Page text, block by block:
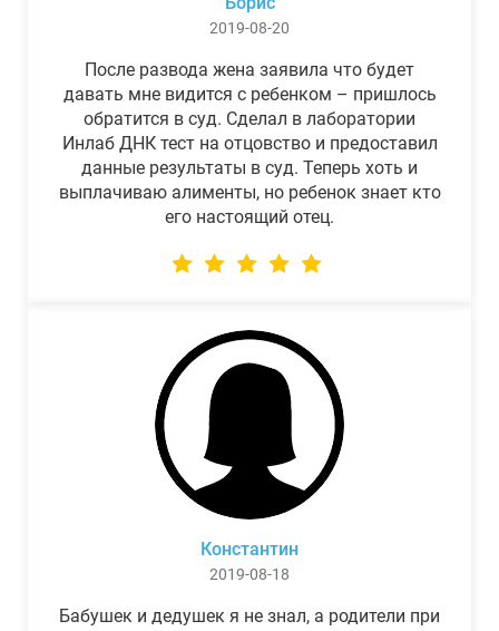
2019-08-20
После развода жена заявила что будет
давать мне видится с ребенком – пришлось
обратится в суд. Сделал в лаборатории
Инлаб ДНК тест на отцовство и предоставил
данные результаты в суд. Теперь хоть и
выплачиваю алименты, но ребенок знает кто
его настоящий отец.
Константин
2019-08-18
Бабушек и дедушек я не знал, а родители при